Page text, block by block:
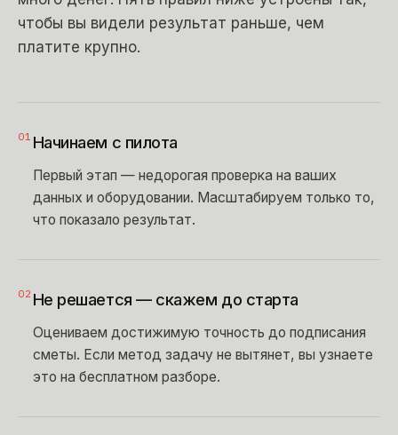
чтобы вы видели результат раньше, чем
платите крупно.
01 Начинаем с пилота
Первый этап — недорогая проверка на ваших
данных и оборудовании. Масштабируем только то,
что показало результат.
02 Не решается — скажем до старта
Оцениваем достижимую точность до подписания
сметы. Если метод задачу не вытянет, вы узнаете
это на бесплатном разборе.